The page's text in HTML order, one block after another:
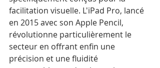
facilitation visuelle. L'iPad Pro, lancé
en 2015 avec son Apple Pencil,
révolutionne particulièrement le
secteur en offrant enfin une
précision et une fluidité